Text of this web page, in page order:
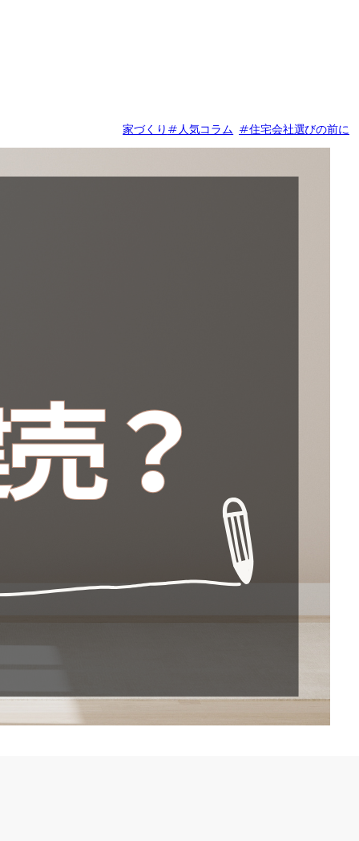
家づくり #人気コラム #住宅会社選びの前に